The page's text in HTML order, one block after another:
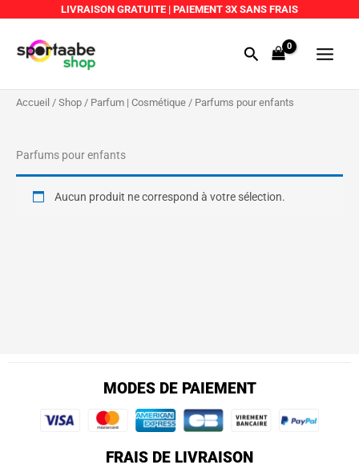
contenu
LIVRAISON GRATUITE | PAIEMENT 3X SANS FRAIS
RechercherMenu
Accueil / Shop / Parfum | Cosmétique / Parfums pour enfants
Parfums pour enfants
Aucun produit ne correspond à votre sélection.
MODES DE PAIEMENT
FRAIS DE LIVRAISON